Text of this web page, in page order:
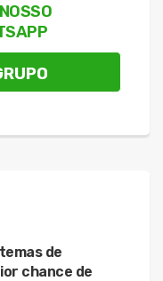
de
chance de